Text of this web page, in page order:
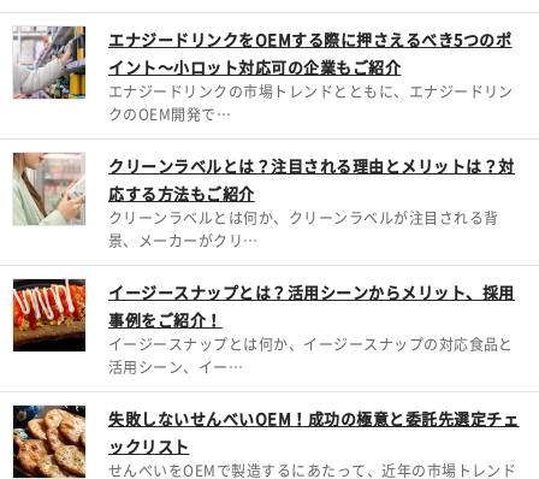
エナジードリンクをOEMする際に押さえるべき5つのポ
イント～小ロット対応可の企業もご紹介
エナジードリンクの市場トレンドとともに、エナジードリン
クのOEM開発で…
クリーンラベルとは？注目される理由とメリットは？対
応する方法もご紹介
クリーンラベルとは何か、クリーンラベルが注目される背
景、メーカーがクリ…
イージースナップとは？活用シーンからメリット、採用
事例をご紹介！
イージースナップとは何か、イージースナップの対応食品と
活用シーン、イー…
失敗しないせんべいOEM！成功の極意と委託先選定チェ
ックリスト
せんべいをOEMで製造するにあたって、近年の市場トレンド